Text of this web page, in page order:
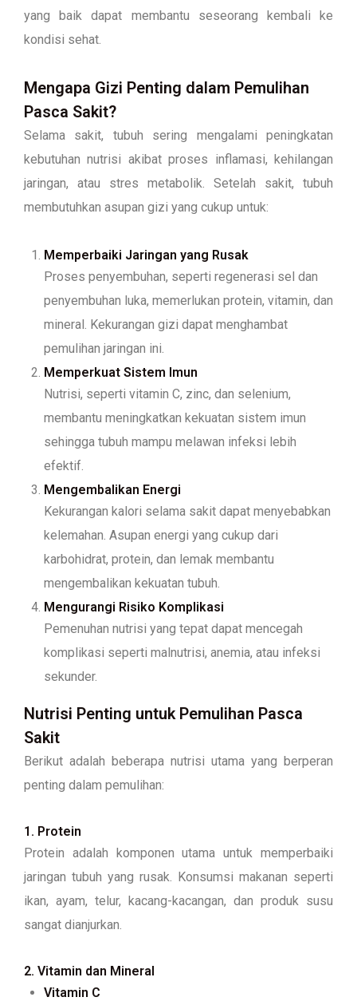
yang baik dapat membantu seseorang kembali ke
kondisi sehat.
Mengapa Gizi Penting dalam Pemulihan
Pasca Sakit?
Selama sakit, tubuh sering mengalami peningkatan
kebutuhan nutrisi akibat proses inflamasi, kehilangan
jaringan, atau stres metabolik. Setelah sakit, tubuh
membutuhkan asupan gizi yang cukup untuk:
Memperbaiki Jaringan yang Rusak
Proses penyembuhan, seperti regenerasi sel dan
penyembuhan luka, memerlukan protein, vitamin, dan
mineral. Kekurangan gizi dapat menghambat
pemulihan jaringan ini.
Memperkuat Sistem Imun
Nutrisi, seperti vitamin C, zinc, dan selenium,
membantu meningkatkan kekuatan sistem imun
sehingga tubuh mampu melawan infeksi lebih
efektif.
Mengembalikan Energi
Kekurangan kalori selama sakit dapat menyebabkan
kelemahan. Asupan energi yang cukup dari
karbohidrat, protein, dan lemak membantu
mengembalikan kekuatan tubuh.
Mengurangi Risiko Komplikasi
Pemenuhan nutrisi yang tepat dapat mencegah
komplikasi seperti malnutrisi, anemia, atau infeksi
sekunder.
Nutrisi Penting untuk Pemulihan Pasca
Sakit
Berikut adalah beberapa nutrisi utama yang berperan
penting dalam pemulihan:
1. Protein
Protein adalah komponen utama untuk memperbaiki
jaringan tubuh yang rusak. Konsumsi makanan seperti
ikan, ayam, telur, kacang-kacangan, dan produk susu
sangat dianjurkan.
2. Vitamin dan Mineral
Vitamin C